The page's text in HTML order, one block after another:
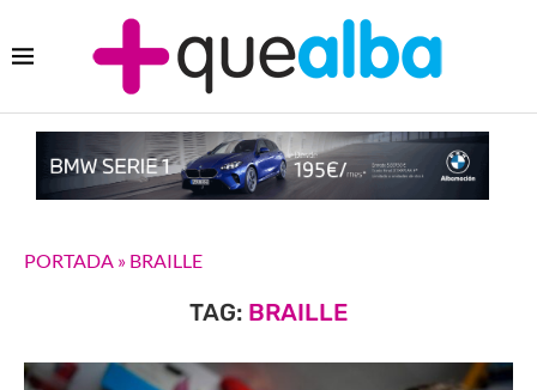
PORTADA » BRAILLE
TAG: BRAILLE